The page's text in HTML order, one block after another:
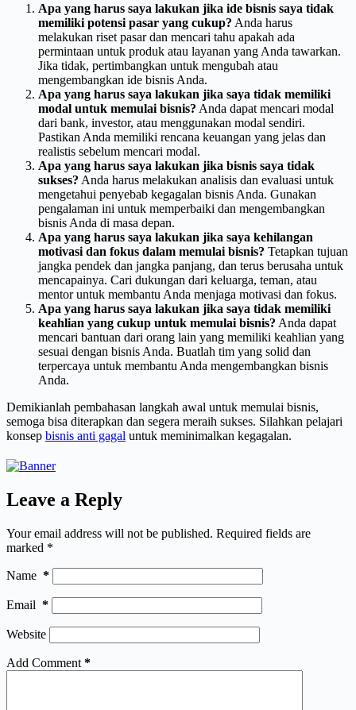
Apa yang harus saya lakukan jika ide bisnis saya tidak
memiliki potensi pasar yang cukup? Anda harus
melakukan riset pasar dan mencari tahu apakah ada
permintaan untuk produk atau layanan yang Anda tawarkan.
Jika tidak, pertimbangkan untuk mengubah atau
mengembangkan ide bisnis Anda.
Apa yang harus saya lakukan jika saya tidak memiliki
modal untuk memulai bisnis? Anda dapat mencari modal
dari bank, investor, atau menggunakan modal sendiri.
Pastikan Anda memiliki rencana keuangan yang jelas dan
realistis sebelum mencari modal.
Apa yang harus saya lakukan jika bisnis saya tidak
sukses? Anda harus melakukan analisis dan evaluasi untuk
mengetahui penyebab kegagalan bisnis Anda. Gunakan
pengalaman ini untuk memperbaiki dan mengembangkan
bisnis Anda di masa depan.
Apa yang harus saya lakukan jika saya kehilangan
motivasi dan fokus dalam memulai bisnis? Tetapkan tujuan
jangka pendek dan jangka panjang, dan terus berusaha untuk
mencapainya. Cari dukungan dari keluarga, teman, atau
mentor untuk membantu Anda menjaga motivasi dan fokus.
Apa yang harus saya lakukan jika saya tidak memiliki
keahlian yang cukup untuk memulai bisnis? Anda dapat
mencari bantuan dari orang lain yang memiliki keahlian yang
sesuai dengan bisnis Anda. Buatlah tim yang solid dan
terpercaya untuk membantu Anda mengembangkan bisnis
Anda.
Demikianlah pembahasan langkah awal untuk memulai bisnis,
semoga bisa diterapkan dan segera meraih sukses. Silahkan pelajari
konsep bisnis anti gagal untuk meminimalkan kegagalan.
Leave a Reply
Your email address will not be published. Required fields are
marked *
Name *
Email *
Website
Add Comment *